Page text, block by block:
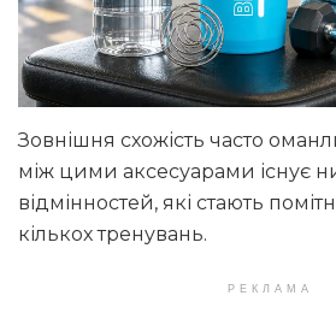
Зовнішня схожість часто
між цими аксесуарами існує
відмінностей, які стають
кількох тренувань.
РЕКЛАМА